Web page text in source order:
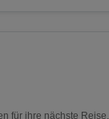
für ihre nächste Reise.